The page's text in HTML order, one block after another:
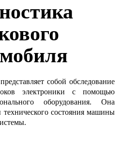
собой обследование
электроники с помощью
оборудования. Она
технического состояния машины